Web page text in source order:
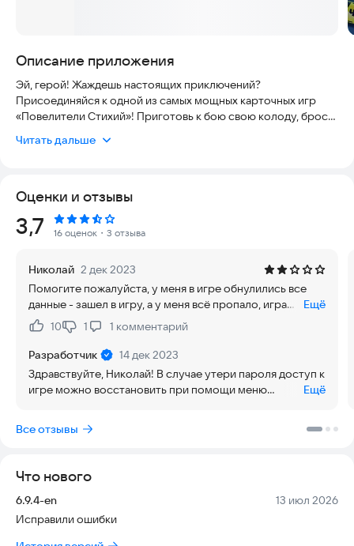
Описание приложения
Эй, герой! Жаждешь настоящих приключений?
Присоединяйся к одной из самых мощных карточных игр
«Повелители Стихий»! Приготовь к бою свою колоду, брось
Интерфейс игры невероятно простой и позволит очень
частью истории эпического карточного путешествия!
"Повелители Стихий" – коллекционная КАРТОЧНАЯ
ОНЛАЙН RPG игра на русском, в которой встретились 4
130 уникальных карт с фэнтези персонажами, которые
можно получить и улучшить. Каждая карта обладает
магическими свойствами одной из стихий. На вашем пути
встретятся: тролль, маг, гном, рыцарь, титан, колдунья,
фурия, дракон, ведьма, феникс, гоблин, фея, хоббит, орк,
воин и другие герои карт. Все боевые карты относятся к
одной из 23 коллекций, которые дают свои УНИКАЛЬНЫЕ
преимущества и бонусы!
соперникам! В "Повелителях Стихий" вам предстоит
РЕАЛЬНОМ ВРЕМЕНИ и с реальными противниками. Ваше
оружие — тщательно подобранная коллекция карт и
легенда карточных стратегий — игра "Повелители стихий"
покорит вас своей глубиной, азартом и неповторимой
Читать дальше
Оценки и отзывы
Рейтинг:
3,7 16 оценок ・3 отзыва
Николай 2 дек 2023
Помогите пожалуйста, у меня в игре обнулились все
данные - зашел в игру, а у меня всё пропало, игра
заново 😭
Ещё
Нравится:
10Не нравится:
1 1 комментарий
Разработчик
14 дек 2023
Здравствуйте, Николай! В случае утери пароля доступ к
игре можно восстановить при помощи меню
каким-то причинам это не выходит - Вы можете создать
новый профиль и обратиться за помощью по ссылке
круглосуточно команда профессионалов!
Ещё
Все отзывы
Что нового
Версия:
6.9.4-en Дата:
13 июл 2026
Исправили ошибки